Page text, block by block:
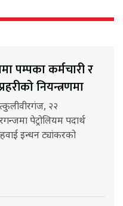
पम्पका कर्मचारी र
नियन्त्रणमा
२२
पेट्रोलियम पदार्थ
इन्धन ट्यांकरको